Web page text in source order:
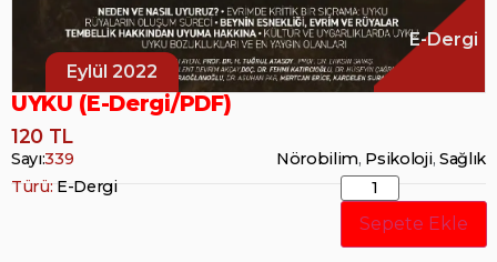
Eylül 2022
E-Dergi
UYKU (E-Dergi/PDF)
120 TL
Sayı:339 Nörobilim, Psikoloji, Sağlık
Türü: E-Dergi
Sepete Ekle